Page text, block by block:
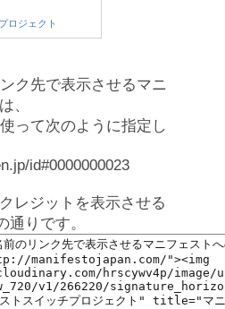
ク先で表示させるマニ
、
って次のように指定し
id#0000000023
レジットを表示させる
通りです。